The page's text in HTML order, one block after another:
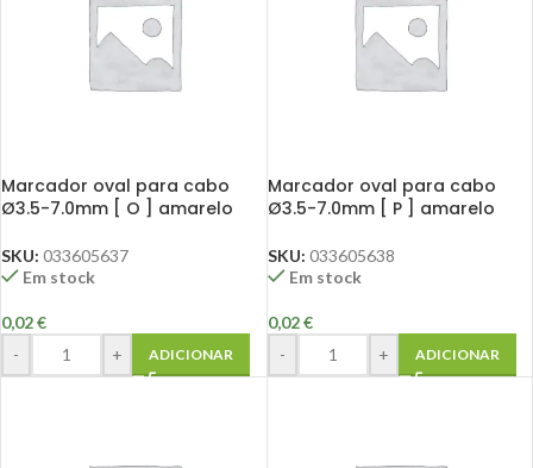
Marcador oval para cabo
Ø3.5-7.0mm [ O ] amarelo
SKU: 033605637
Em stock
0,02€
-
+ ADICIONAR
Marcador oval para cabo
Ø3.5-7.0mm [ P ] amarelo
SKU: 033605638
Em stock
0,02€
-
+ ADICIONAR